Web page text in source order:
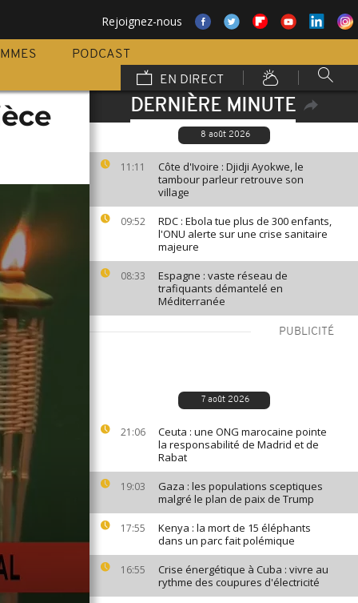
Rejoignez-nous
PODCAST
EN DIRECT
DERNIÈRE MINUTE
8 août 2026
11:11
Côte d'Ivoire : Djidji Ayokwe, le
tambour parleur retrouve son
village
09:52
RDC : Ebola tue plus de 300 enfants,
l'ONU alerte sur une crise sanitaire
majeure
08:33
Espagne : vaste réseau de
trafiquants démantelé en
Méditerranée
PUBLICITÉ
7 août 2026
21:06
Ceuta : une ONG marocaine pointe
la responsabilité de Madrid et de
Rabat
19:03
Gaza : les populations sceptiques
malgré le plan de paix de Trump
17:55
Kenya : la mort de 15 éléphants
dans un parc fait polémique
16:55
Crise énergétique à Cuba : vivre au
rythme des coupures d'électricité